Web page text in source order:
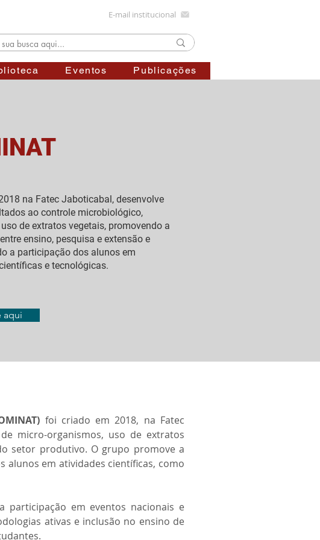
E-mail institucional
Eventos Publicações
na Fatec Jaboticabal, desenvolve
ao controle microbiológico,
de extratos vegetais, promovendo a
ensino, pesquisa e extensão e
a participação dos alunos em
e tecnológicas.
aqui
foi criado em 2018, na Fatec
micro-organismos, uso de extratos
setor produtivo. O grupo promove a
alunos em atividades científicas, como
participação em eventos nacionais e
ativas e inclusão no ensino de